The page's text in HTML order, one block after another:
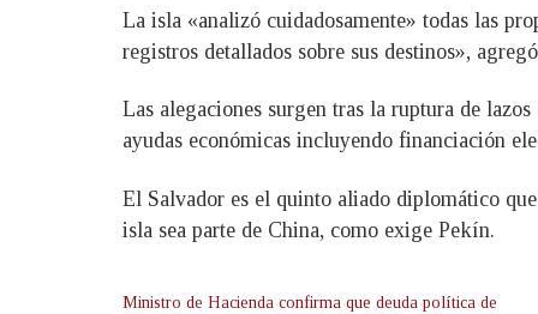
La isla «analizó cuidadosamente» todas las
registros detallados sobre sus destinos», agregó
Las alegaciones surgen tras la ruptura de
ayudas económicas incluyendo financiación
El Salvador es el quinto aliado diplomático
isla sea parte de China, como exige Pekín.
Ministro de Hacienda confirma que deuda política de